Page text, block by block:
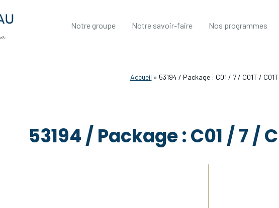
Notre groupe Notre savoir-faire Nos programmes
Accueil » 53194 / Package : C01 / 7 / C01T /
53194 / Package : C01 / 7 /